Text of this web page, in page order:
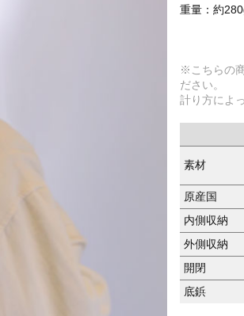
重量：約
※こちらの
ださい。
計り方によ
素材
原産国
内側収納
外側収納
開閉
底鋲